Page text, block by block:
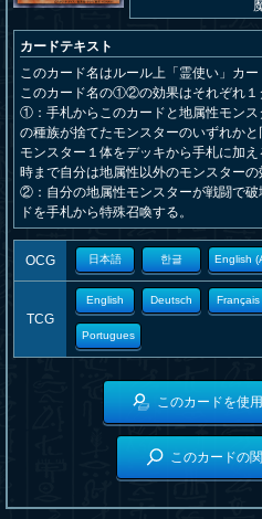
カードテキスト
このカード名はルール上「霊使い」カー
このカード名の①②の効果はそれぞれ１
①：手札からこのカードと地属性モン
の種族が捨てたモンスターのいずれか
モンスター１体をデッキから手札に加
時まで自分は地属性以外のモンスターの
②：自分の地属性モンスターが戦闘で
ドを手札から特殊召喚する。
OCG 日本語 한글 English
TCG
English Deutsch Français
Portugues
このカードを使
このカードの